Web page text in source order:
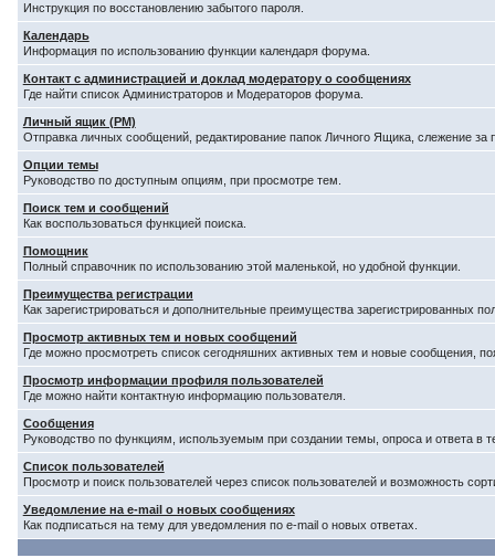
Инструкция по восстановлению забытого пароля.
Календарь
Информация по использованию функции календаря форума.
Контакт с администрацией и доклад модератору о сообщениях
Где найти список Администраторов и Модераторов форума.
Личный ящик (PM)
Отправка личных сообщений, редактирование папок Личного Ящика, слежение
Опции темы
Руководство по доступным опциям, при просмотре тем.
Поиск тем и сообщений
Как воспользоваться функцией поиска.
Помощник
Полный справочник по использованию этой маленькой, но удобной функции.
Преимущества регистрации
Как зарегистрироваться и дополнительные преимущества зарегистрированных
Просмотр активных тем и новых сообщений
Где можно просмотреть список сегодняшних активных тем и новые сообщения,
Просмотр информации профиля пользователей
Где можно найти контактную информацию пользователя.
Сообщения
Руководство по функциям, используемым при создании темы, опроса и ответа в
Список пользователей
Просмотр и поиск пользователей через список пользователей и возможность
Уведомление на e-mail о новых сообщениях
Как подписаться на тему для уведомления по e-mail о новых ответах.